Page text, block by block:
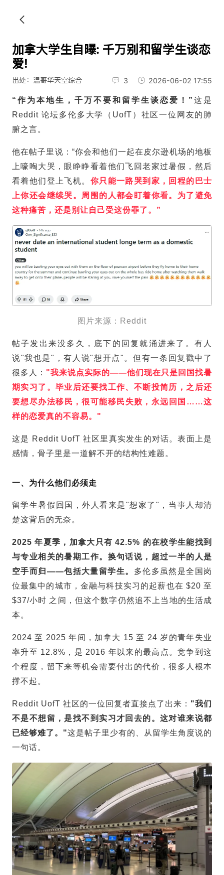
加拿大学生自曝: 千万别和留学生谈恋
爱!
出处：温哥华天空综合 3 2026-06-02 17:55
“作为本地生，千万不要和留学生谈恋爱！” 这是
Reddit 论坛多伦多大学（UofT）社区一位网友的肺
腑之言。
他在帖子里说：“你会和他们一起在皮尔逊机场的地板
上嚎啕大哭，眼睁睁看着他们飞回老家过暑假，然后
看着他们登上飞机。 你只能一路哭到家，回程的巴士
上你还会继续哭。周围的人都会盯着你看。为了避免
这种痛苦，还是别让自己受这份罪了。”
图片来源：Reddit
帖子发出来没多久，底下的回复就涌进来了。有人
说"我也是"，有人说"想开点"。但有一条回复戳中了
很多人： "我来说点实际的——他们现在只是回国找暑
期实习了。毕业后还要找工作、不断投简历，之后还
要想尽办法移民，很可能移民失败，永远回国……这
样的恋爱真的不容易。"
这是 Reddit UofT 社区里真实发生的对话。表面上是
感情，骨子里是一道解不开的结构性难题。
一、为什么他们必须走
留学生暑假回国，外人看来是"想家了"，当事人却清
楚这背后的无奈。
2025 年夏季，加拿大只有 42.5% 的在校学生能找到
与专业相关的暑期工作。换句话说，超过一半的人是
空手而归——包括大量留学生。 多伦多虽然是全国岗
位最集中的城市，金融与科技实习的起薪也在 $20 至
$37/小时 之间，但这个数字仍然追不上当地的生活成
本。
2024 至 2025 年间，加拿大 15 至 24 岁的青年失业
率升至 12.8%，是 2016 年以来的最高点。竞争到这
个程度，留下来等机会需要付出的代价，很多人根本
撑不起。
Reddit UofT 社区的一位回复者直接点了出来： "我们
不是不想留，是找不到实习才回去的。这对谁来说都
已经够难了。"这是帖子里少有的、从 留学生角度说的
一句话。